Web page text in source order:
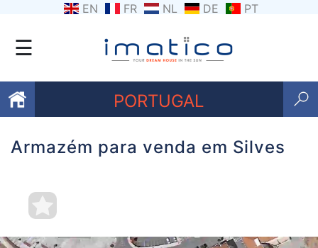
EN FR NL DE PT
☰
PORTUGAL
Favoritos
nós
Contacte-
Armazém para venda em Silves